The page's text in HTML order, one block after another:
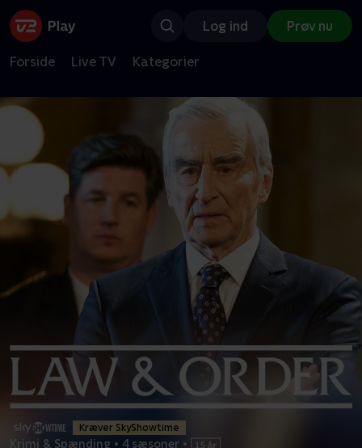
Log ind Prøv nu
Forside Live TV Kategorier
Kræver SkyShowtime
Krimi & Spænding • 4 sæsoner •